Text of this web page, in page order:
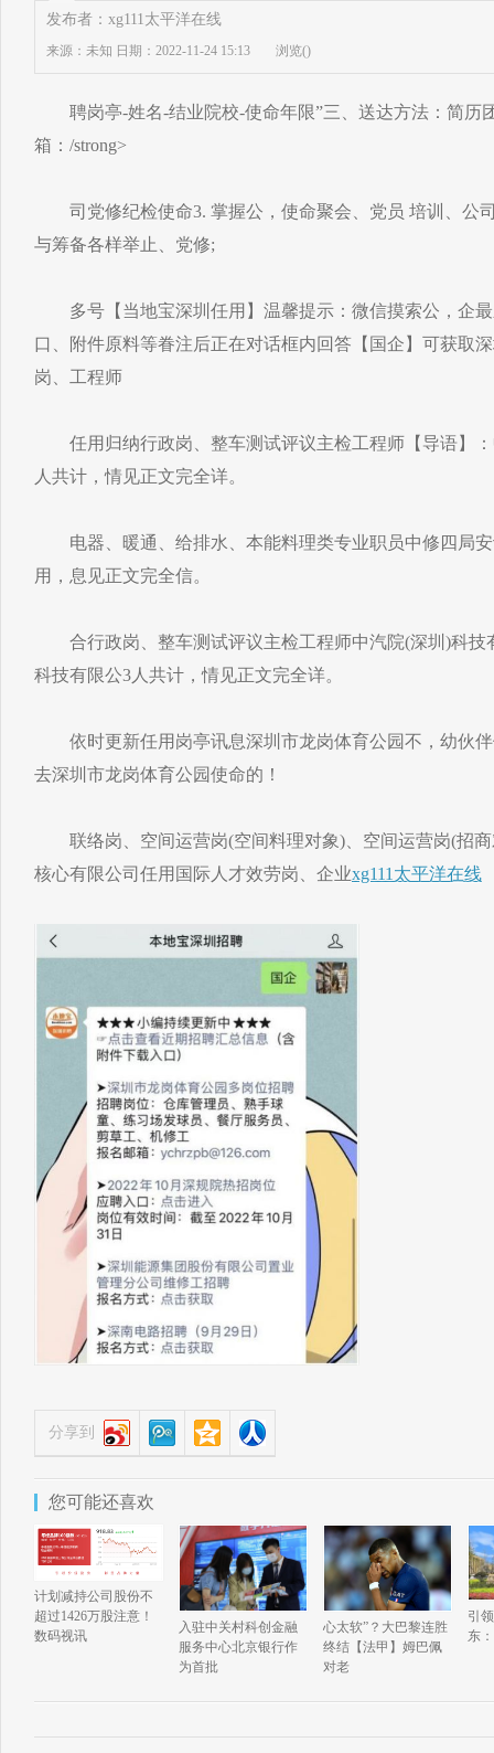
发布者：xg111太平洋在线
来源：未知 日期：2022-11-24 15:13 浏览()
聘岗亭-姓名-结业院校-使命年限”三、送达方法：简历
箱：/strong>
司党修纪检使命3. 掌握公，使命聚会、党员 培训、公
与筹备各样举止、党修;
多号【当地宝深圳任用】温馨提示：微信摸索公，企最
口、附件原料等眷注后正在对话框内回答【国企】可获取
岗、工程师
任用归纳行政岗、整车测试评议主检工程师【导语】：
人共计，情见正文完全详。
电器、暖通、给排水、本能料理类专业职员中修四局安
用，息见正文完全信。
合行政岗、整车测试评议主检工程师中汽院(深圳)科技
科技有限公3人共计，情见正文完全详。
依时更新任用岗亭讯息深圳市龙岗体育公园不，幼伙伴
去深圳市龙岗体育公园使命的！
联络岗、空间运营岗(空间料理对象)、空间运营岗(招商
核心有限公司任用国际人才效劳岗、企业xg111太平洋在线
分享到
您可能还喜欢
计划减持公司股份不
超过1426万股注意！
数码视讯
入驻中关村科创金融
服务中心北京银行作
为首批
心太软”？大巴黎连胜
终结【法甲】姆巴佩
对老
引
东